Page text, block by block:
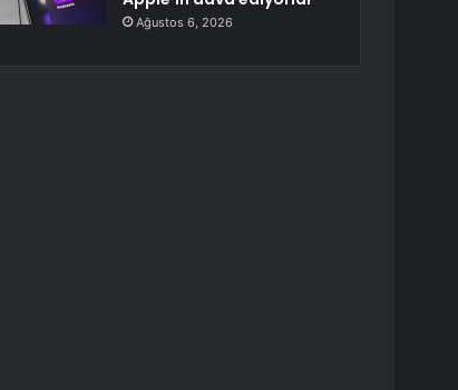
Ağustos 6, 2026